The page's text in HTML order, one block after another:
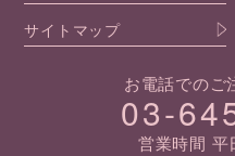
サイトマップ
お電話でのご
03-
営業時間 平